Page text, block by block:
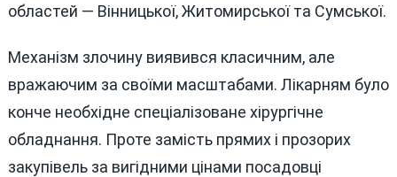
областей — Вінницької, Житомирської та Сумської.
Механізм злочину виявився класичним, але
вражаючим за своїми масштабами. Лікарням було
конче необхідне спеціалізоване хірургічне
обладнання. Проте замість прямих і прозорих
закупівель за вигідними цінами посадовці